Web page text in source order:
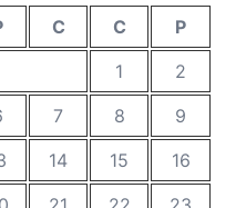
C C
P
1
2
7 8
9
14 15
16